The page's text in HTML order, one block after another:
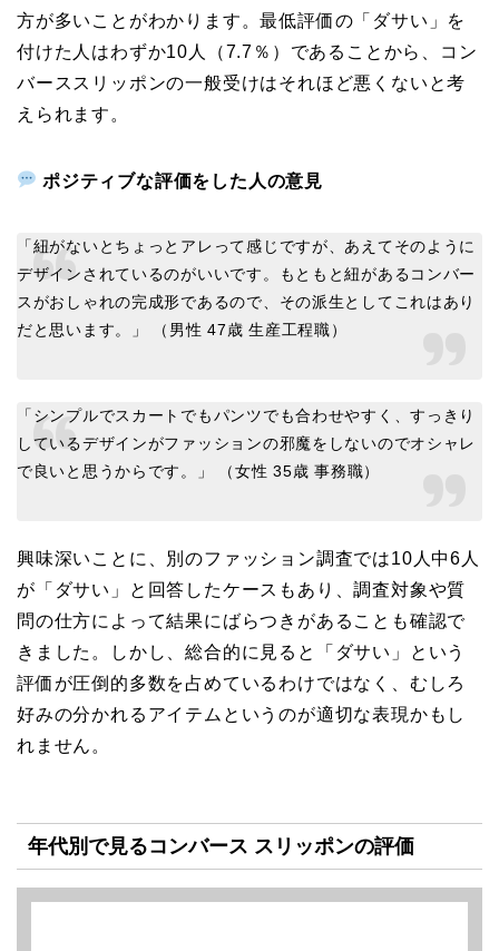
方が多いことがわかります。最低評価の「ダサい」を
付けた人はわずか10人（7.7％）であることから、コン
バーススリッポンの一般受けはそれほど悪くないと考
えられます。
ポジティブな評価をした人の意見
「紐がないとちょっとアレって感じですが、あえてそのように
デザインされているのがいいです。もともと紐があるコンバー
スがおしゃれの完成形であるので、その派生としてこれはあり
だと思います。」 （男性 47歳 生産工程職）
「シンプルでスカートでもパンツでも合わせやすく、すっきり
しているデザインがファッションの邪魔をしないのでオシャレ
で良いと思うからです。」 （女性 35歳 事務職）
興味深いことに、別のファッション調査では10人中6人
が「ダサい」と回答したケースもあり、調査対象や質
問の仕方によって結果にばらつきがあることも確認で
きました。しかし、総合的に見ると「ダサい」という
評価が圧倒的多数を占めているわけではなく、むしろ
好みの分かれるアイテムというのが適切な表現かもし
れません。
年代別で見るコンバース スリッポンの評価